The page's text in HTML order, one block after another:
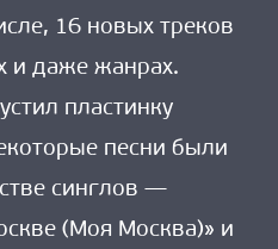
16 новых треков
и даже жанрах.
пластинку
песни были
синглов —
(Моя Москва)» и